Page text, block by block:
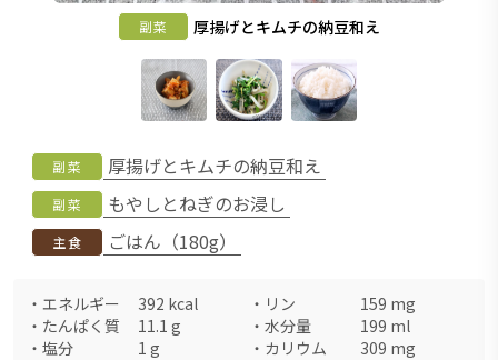
副菜 厚揚げとキムチの納豆和え
副菜 厚揚げとキムチの納豆和え
副菜 もやしとねぎのお浸し
主食 ごはん（180g）
・ エネルギー 392 kcal ・ リン 159 mg
・ たんぱく質 11.1 g ・ 水分量 199 ml
・ 塩分 1 g ・ カリウム 309 mg